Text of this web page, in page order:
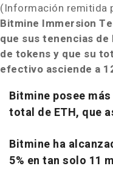
(Información remitida
Bitmine Immersion
que sus tenencias de
de tokens y que su
efectivo asciende a
Bitmine posee
total de ETH, que
Bitmine ha
5% en tan solo 11